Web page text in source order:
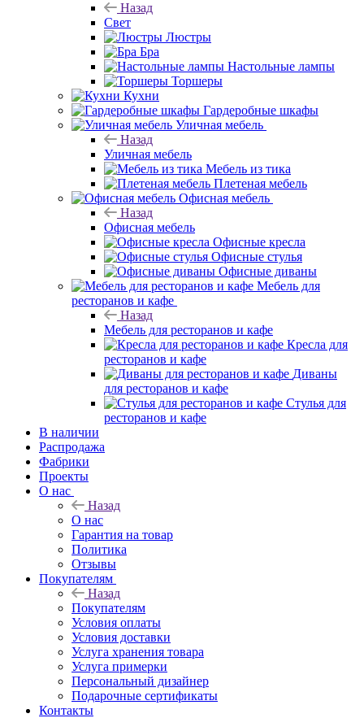
Назад
Свет
Люстры
Бра
Настольные лампы
Торшеры
Кухни
Гардеробные шкафы
Уличная мебель
Назад
Уличная мебель
Мебель из тика
Плетеная мебель
Офисная мебель
Назад
Офисная мебель
Офисные кресла
Офисные стулья
Офисные диваны
Мебель для
ресторанов и кафе
Назад
Мебель для ресторанов и кафе
Кресла для
ресторанов и кафе
Диваны
для ресторанов и кафе
Стулья для
ресторанов и кафе
В наличии
Распродажа
Фабрики
Проекты
О нас
Назад
О нас
Гарантия на товар
Политика
Отзывы
Покупателям
Назад
Покупателям
Условия оплаты
Условия доставки
Услуга хранения товара
Услуга примерки
Персональный дизайнер
Подарочные сертификаты
Контакты